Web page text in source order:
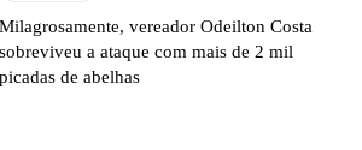
Milagrosamente, vereador Odeilton Costa
sobreviveu a ataque com mais de 2 mil
picadas de abelhas